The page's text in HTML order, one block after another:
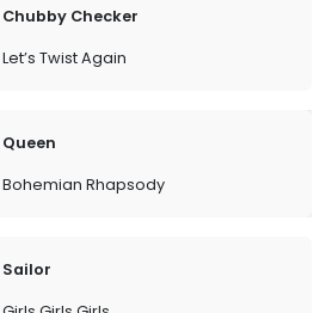
Chubby Checker
Let’s Twist Again
Queen
Bohemian Rhapsody
Sailor